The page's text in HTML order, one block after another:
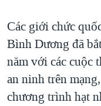
THƯỢNG ĐỈNH
TRỊNH VĨNH BÌNH
NGƯ DÂN VIỆT VÀ
BÊN KIA QUỐC
Các giới chức
Bình Dương đã
năm với các cuộc
an ninh trên
chương trình hạt